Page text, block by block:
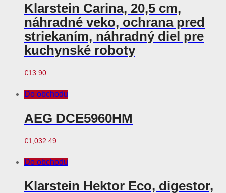
Klarstein Carina, 20,5 cm,
náhradné veko, ochrana pred
striekaním, náhradný diel pre
kuchynské roboty
€13.90
Do obchodu
AEG DCE5960HM
€1,032.49
Do obchodu
Klarstein Hektor Eco, digestor,